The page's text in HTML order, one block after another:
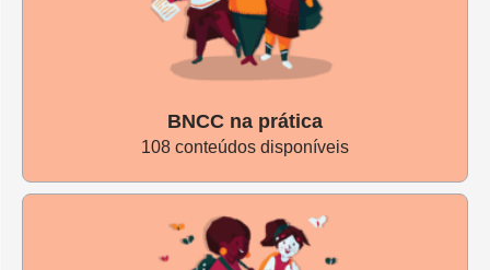
Diante da pandemia do coronavírus, esse conteúdo está
aberto para todos os nossos leitores. Outros temas do
BNCC na prática
108 conteúdos disponíveis